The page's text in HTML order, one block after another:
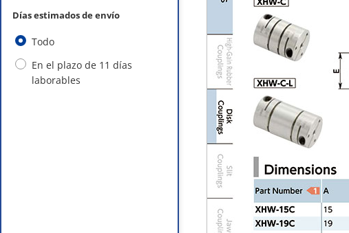
Días estimados de envío
Todo
En el plazo de 11 días
laborables